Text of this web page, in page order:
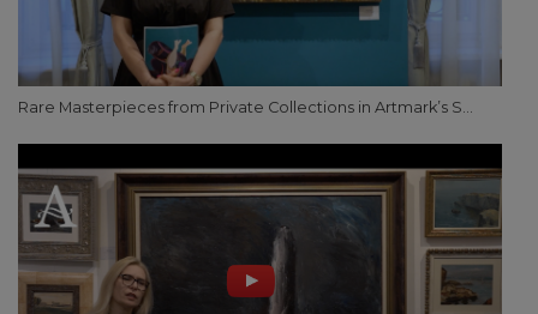
Rare Masterpieces from Private Collections in Artmark’s S...